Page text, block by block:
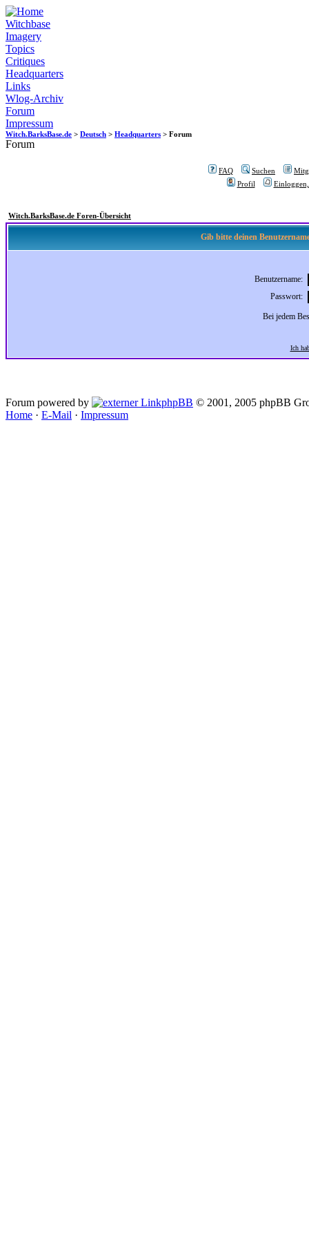
Witchbase
Imagery
Topics
Critiques
Headquarters
Links
Wlog-Archiv
Forum
Impressum
Witch.BarksBase.de > Deutsch > Headquarters > Forum
Forum
FAQ Suchen
Profil
Witch.BarksBase.de Foren-Übersicht
Gib bitte deinen
Benutzername:
Passwort:
Bei jedem
Ich
Forum powered by phpBB © 2001, 2005 phpBB
Home · E-Mail · Impressum